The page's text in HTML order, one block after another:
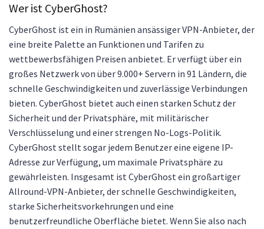
Wer ist CyberGhost?
CyberGhost ist ein in Rumänien ansässiger VPN-Anbieter, der
eine breite Palette an Funktionen und Tarifen zu
wettbewerbsfähigen Preisen anbietet. Er verfügt über ein
großes Netzwerk von über 9.000+ Servern in 91 Ländern, die
schnelle Geschwindigkeiten und zuverlässige Verbindungen
bieten. CyberGhost bietet auch einen starken Schutz der
Sicherheit und der Privatsphäre, mit militärischer
Verschlüsselung und einer strengen No-Logs-Politik.
CyberGhost stellt sogar jedem Benutzer eine eigene IP-
Adresse zur Verfügung, um maximale Privatsphäre zu
gewährleisten. Insgesamt ist CyberGhost ein großartiger
Allround-VPN-Anbieter, der schnelle Geschwindigkeiten,
starke Sicherheitsvorkehrungen und eine
benutzerfreundliche Oberfläche bietet. Wenn Sie also nach